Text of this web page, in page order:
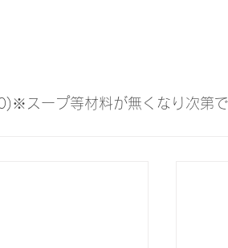
スープ等材料が無くなり次第